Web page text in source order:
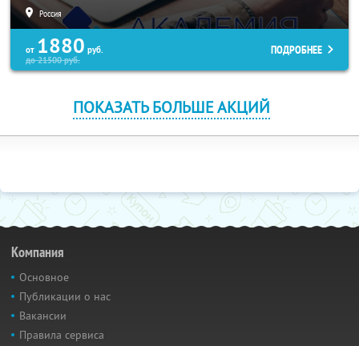
Россия
от 1880 руб.
до21500руб.
ПОДРОБНЕЕ
ПОКАЗАТЬ БОЛЬШЕ АКЦИЙ
Компания
Основное
Публикации о нас
Вакансии
Правила сервиса